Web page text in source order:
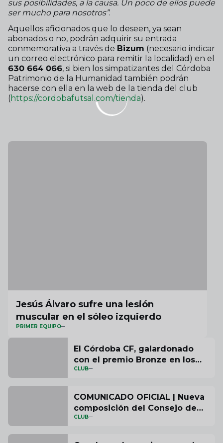
sus posibilidades, a la causa. Un poco de ellos puede
ser mucho para nosotros”.
Aquellos aficionados que lo deseen, ya sean
abonados o no, podrán adquirir su entrada
conmemorativa a través de Bizum (necesario indicar
un correo electrónico para remitir la localidad) en el
630 664 066, si bien los simpatizantes del Córdoba
Patrimonio de la Humanidad también podrán
hacerse con ella en la web de la tienda del club
(https://cordobafutsal.com/tienda).
Jesús Álvaro sufre una lesión
muscular en el sóleo izquierdo
PRIMER EQUIPO
El Córdoba CF, galardonado
con el premio Bronze en los
ESSMA Stadium Industry
de accesibilidad en el Bahrain
Victorious Nuevo Arcángel
CLUB
COMUNICADO OFICIAL | Nueva
composición del Consejo de
Administración del Córdoba CF
CLUB